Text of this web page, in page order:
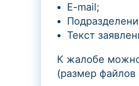
E-mail;
Текст
К жалобе
(размер